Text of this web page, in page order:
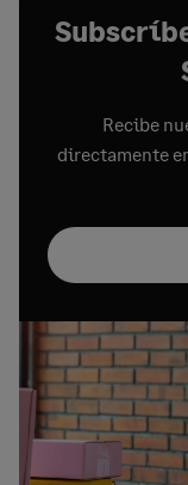
Recibe
directamente